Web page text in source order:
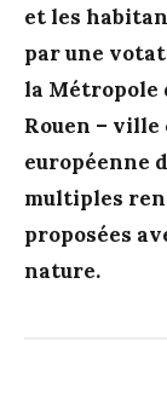
et les
par une
la Métropole
Rouen –
européenne
multiples
proposées
nature.